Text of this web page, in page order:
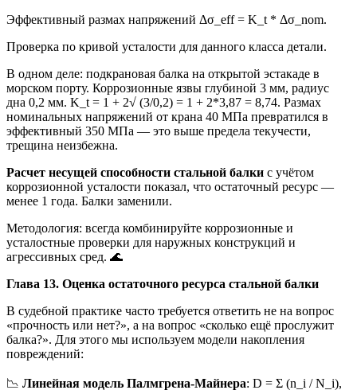
Эффективный размах напряжений Δσ_eff = K_t * Δσ_nom.
Проверка по кривой усталости для данного класса детали.
В одном деле: подкрановая балка на открытой эстакаде в
морском порту. Коррозионные язвы глубиной 3 мм, радиус
дна 0,2 мм. K_t = 1 + 2√ (3/0,2) = 1 + 2*3,87 = 8,74. Размах
номинальных напряжений от крана 40 МПа превратился в
эффективный 350 МПа — это выше предела текучести,
трещина неизбежна.
Расчет несущей способности стальной балки с учётом
коррозионной усталости показал, что остаточный ресурс —
менее 1 года. Балки заменили.
Методология: всегда комбинируйте коррозионные и
усталостные проверки для наружных конструкций и
агрессивных сред. 🌊
Глава 13. Оценка остаточного ресурса стальной балки
В судебной практике часто требуется ответить не на вопрос
«прочность или нет?», а на вопрос «сколько ещё прослужит
балка?». Для этого мы используем модели накопления
повреждений:
📉 Линейная модель Палмгрена-Майнера: D = Σ (n_i / N_i),